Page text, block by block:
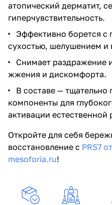
атопический дерматит,
гиперчувствительность.
Эффективно борется с
сухостью, шелушением и
Снимает раздражение
жжения и дискомфорта.
В составе —
компоненты для
активации
Откройте для себя
восстановление с PRS7
mesoforia.ru!